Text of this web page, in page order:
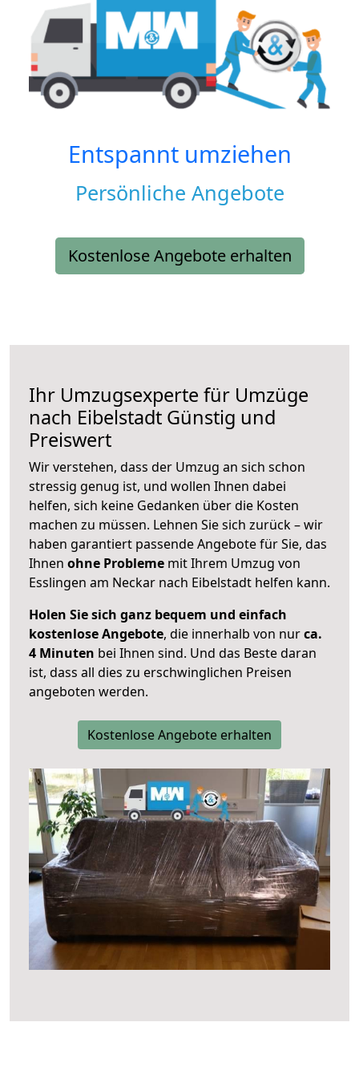
Entspannt umziehen
Persönliche Angebote
Kostenlose Angebote erhalten
Ihr Umzugsexperte für Umzüge
nach Eibelstadt Günstig und
Preiswert
Wir verstehen, dass der Umzug an sich schon
stressig genug ist, und wollen Ihnen dabei
helfen, sich keine Gedanken über die Kosten
machen zu müssen. Lehnen Sie sich zurück – wir
haben garantiert passende Angebote für Sie, das
Ihnen ohne Probleme mit Ihrem Umzug von
Esslingen am Neckar nach Eibelstadt helfen kann.
Holen Sie sich ganz bequem und einfach
kostenlose Angebote, die innerhalb von nurca.
4 Minuten bei Ihnen sind. Und das Beste daran
ist, dass all dies zu erschwinglichen Preisen
angeboten werden.
Kostenlose Angebote erhalten